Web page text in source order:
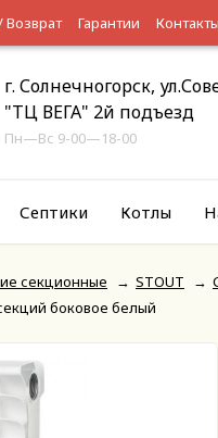
Возврат Гарантии Контакты
г. Солнечногорск,
"ТЦ ВЕГА" 2й подъезд
Пн—Вс 9-00—18-00
Септики Котлы
секционные → STOUT →
боковое белый